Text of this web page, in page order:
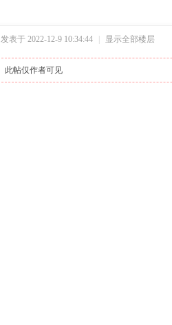
发表于 2022-12-9 10:34:44 显示全部楼层
此帖仅作者可见